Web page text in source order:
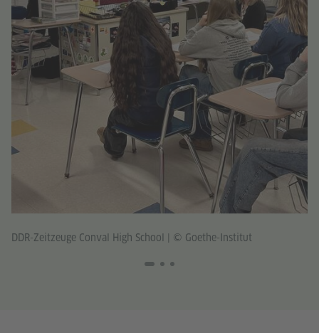
DDR-Zeitzeuge Conval High School | © Goethe-Institut